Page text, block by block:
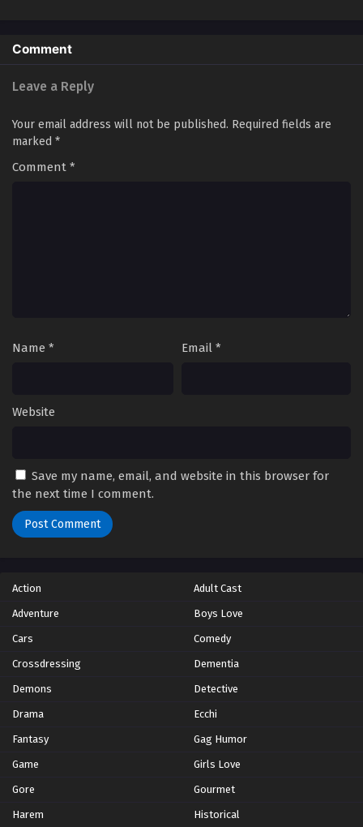
Comment
Leave a Reply
Your email address will not be published. Required fields are
marked *
Comment *
Name * Email *
Website
Save my name, email, and website in this browser for
the next time I comment.
Action Adult Cast
Adventure Boys Love
Cars Comedy
Crossdressing Dementia
Demons Detective
Drama Ecchi
Fantasy Gag Humor
Game Girls Love
Gore Gourmet
Harem Historical